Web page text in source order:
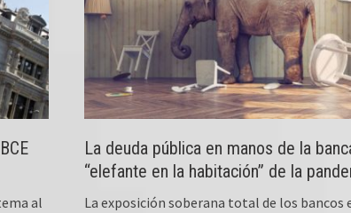
al
La deuda pública en manos de la
“elefante en la habitación” de la
La exposición soberana total de los bancos